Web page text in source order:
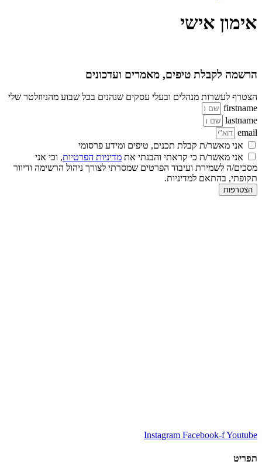
אימון אישי
הרשמה לקבלת טיפים, מאמרים ועדכונים
הצטרף לעשרות מנהלים ובעלי עסקים שנהנים בכל שבוע מהניוזלטר שלי
firstname
lastname
email
אני מאשר/ת קבלת תכנים, טיפים ומידע פרסומי
אני מאשר/ת כי קראתי והבנתי את מדיניות הפרטיות, וכי אני
מסכים/ה לשמירת ועיבוד הפרטים שמסרתי לצורך ניהול הרשימה ודיוור
תקופתי, בהתאם למדיניות.
הצטרפות
Instagram Facebook-fYoutube
תפריט